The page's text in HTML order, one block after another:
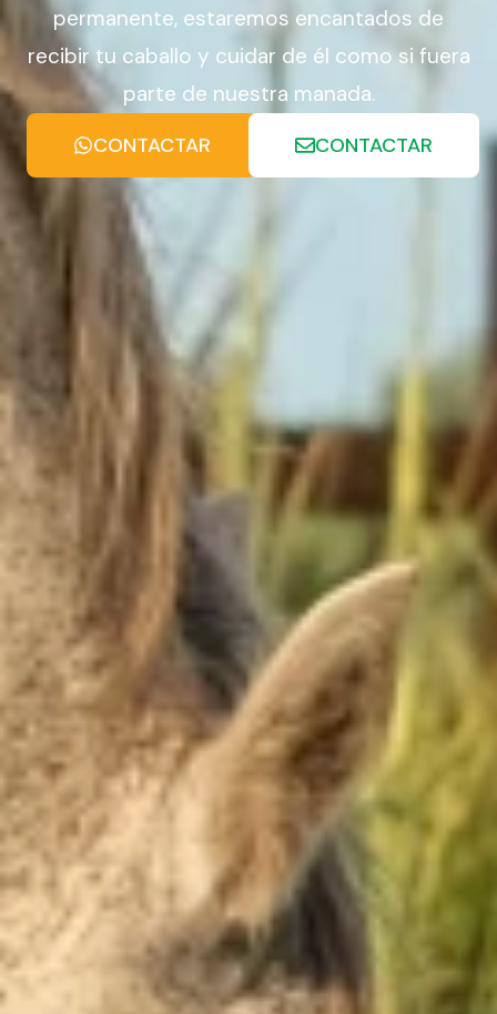
permanente, estaremos encantados de
recibir tu caballo y cuidar de él como si fuera
parte de nuestra manada.
CONTACTAR CONTACTAR